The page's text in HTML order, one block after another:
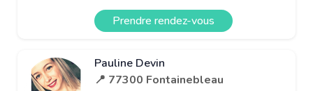
Prendre rendez-vous
Pauline Devin
📍 77300 Fontainebleau